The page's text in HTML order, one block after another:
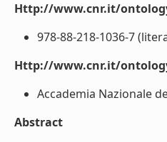
Http://www.cnr.it/
978-88-218-1036-7
Http://www.cnr.it/
Accademia Nazionale
Abstract